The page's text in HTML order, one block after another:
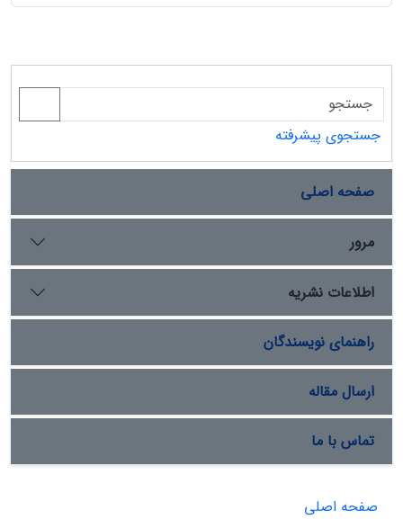
جستجوی پیشرفته
صفحه اصلی
مرور
اطلاعات نشریه
راهنمای نویسندگان
ارسال مقاله
تماس با ما
صفحه اصلی